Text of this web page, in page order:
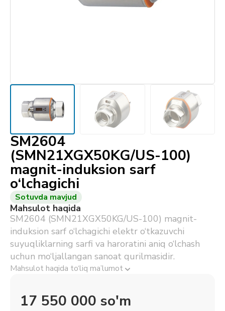
SM2604
(SMN21XGX50KG/US-100)
magnit-induksion sarf
o‘lchagichi
Sotuvda mavjud
Mahsulot haqida
SM2604 (SMN21XGX50KG/US-100) magnit-
induksion sarf o‘lchagichi elektr o‘tkazuvchi
suyuqliklarning sarfi va haroratini aniq o‘lchash
uchun mo‘ljallangan sanoat qurilmasidir.
Mahsulot haqida to‘liq ma’lumot
17 550 000 so'm